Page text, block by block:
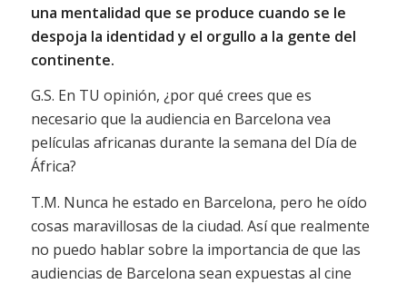
una mentalidad que se produce cuando se le
despoja la identidad y el orgullo a la gente del
continente.
G.S. En TU opinión, ¿por qué crees que es
necesario que la audiencia en Barcelona vea
películas africanas durante la semana del Día de
África?
T.M. Nunca he estado en Barcelona, pero he oído
cosas maravillosas de la ciudad. Así que realmente
no puedo hablar sobre la importancia de que las
audiencias de Barcelona sean expuestas al cine